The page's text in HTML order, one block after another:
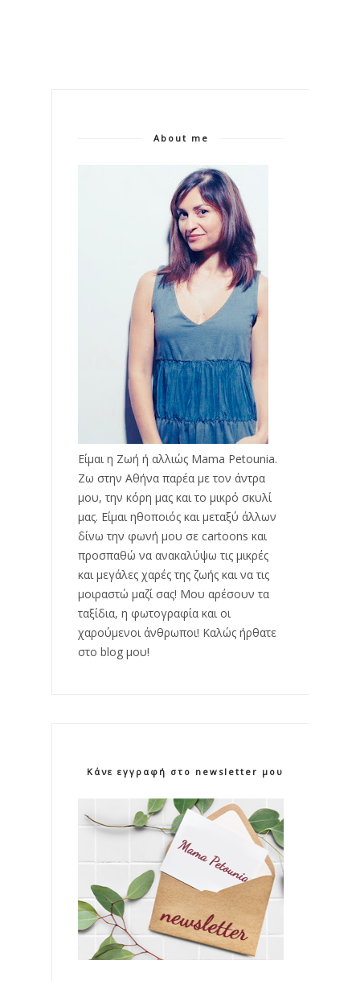
About me
Είμαι η Ζωή ή αλλιώς Mama Petounia.
Ζω στην Αθήνα παρέα με τον άντρα
μου, την κόρη μας και το μικρό σκυλί
μας. Είμαι ηθοποιός και μεταξύ άλλων
δίνω την φωνή μου σε cartoons και
προσπαθώ να ανακαλύψω τις μικρές
και μεγάλες χαρές της ζωής και να τις
μοιραστώ μαζί σας! Μου αρέσουν τα
ταξίδια, η φωτογραφία και οι
χαρούμενοι άνθρωποι! Καλώς ήρθατε
στο blog μου!
Κάνε εγγραφή στο newsletter μου!